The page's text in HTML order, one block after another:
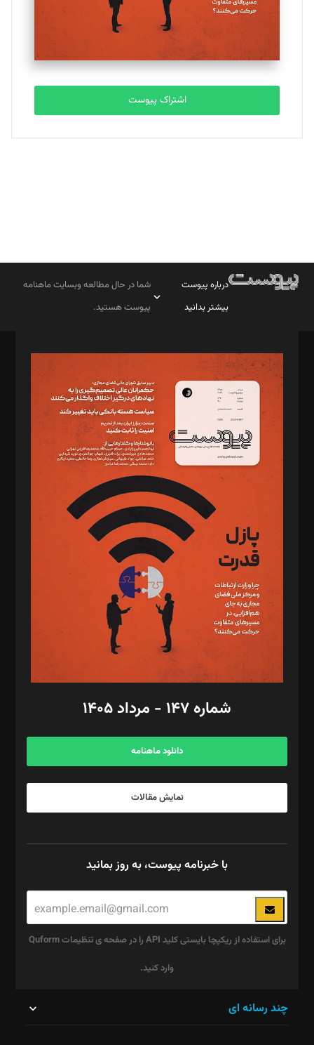
تحریریه
مصطفی مسجدی آرانی
تحریریه
بابک نقاش
تحریریه
اشتراک پیوست
درباره پیوست
بیشتر بدانید
شما در حال مطالعه وبسایت ماهنامه
پیوست هستید.
مدیر مسئول: محمدباقر اثنی‌عشری
سردبیر: مهرک محمودی
دبیر تحریریه: میثم قاسمی
د‌بیر ناداستان: سمانه سمیع
د‌بیر خدمت و تجارت: ابوالفضل رجبی
د‌بیر حقوق فناوری: حسام‌الدین ایپکچی
د‌بیر پیوست جهان: مینا پاکدل
د‌بیر تحریریه آنلاین: بابک نقاش
تحریریه‌: مجتبی محمود‌ی، آرش برهمند، یسنا امان‌پور، سروش کرمیان،
مصطفی مسجدی آرانی، ابوالفضل رجبی، زهرا فکرانه، فائزه فتحی
رستمی،مصطفی باستان
ویرایش: نگار استاد‌‌آقا
طراح یونیفرم: مجید توکلی
فیلمبرداری و عکاسی: امیر شفیعی، مانی لطفی زاده
گرافیک و صفحه‌آرایی: سید‌سبحان‌علی ثابت
مد‌یر توسعه تجاری: کامبیز برید‌
امور مالی: شاپور رهبری، محمد‌ کاظمی‌نیا
آگهی و مشترکین: ۰۹۱۹۹۹۹۰۴۵۴
شماره ۱۴۷ - مرداد ۱۴۰۵
دانلود ماهنامه
نمایش مقالات
با خبرنامه پیوست، به روز بمانید
برای استفاده از ریکپچا بایستی کلید API را در صفحه ی تنظیمات Quform
وارد کنید.
چند رسانه ای